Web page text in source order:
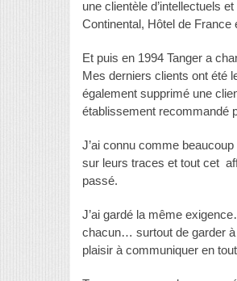
une clientèle d’intellectuels
Continental, Hôtel de
Et puis en 1994 Tanger a
Mes derniers clients ont été
également supprimé une
établissement recommandé
J’ai connu comme
sur leurs traces et tout cet
passé.
J’ai gardé la même
chacun… surtout de garder
plaisir à communiquer en